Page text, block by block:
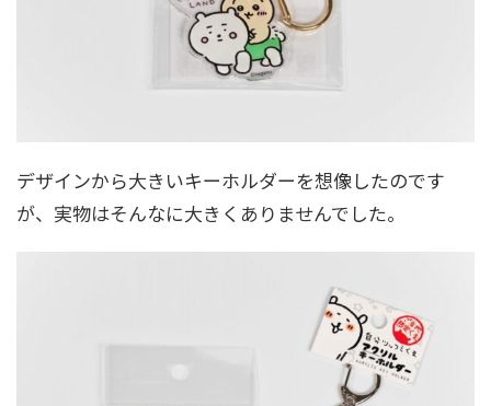
デザインから大きいキーホルダーを想像したのです
が、実物はそんなに大きくありませんでした。